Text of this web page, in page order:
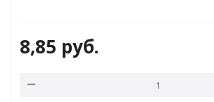
8,85 руб.